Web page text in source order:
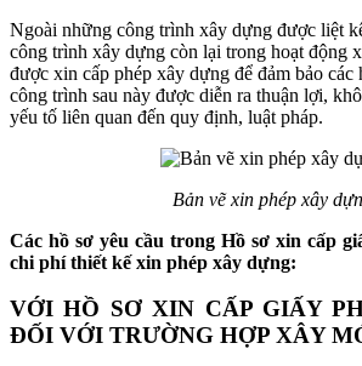
Ngoài những công trình xây dựng được liệt
công trình xây dựng còn lại trong hoạt động
được xin cấp phép xây dựng để đảm bảo các
công trình sau này được diễn ra thuận lợi,
yếu tố liên quan đến quy định, luật pháp.
Bản vẽ xin phép xây
Các hồ sơ yêu cầu trong Hồ sơ xin cấp
chi phí thiết kế xin phép xây dựng:
VỚI HỒ SƠ XIN CẤP GIẤY
ĐỐI VỚI TRƯỜNG HỢP XÂY